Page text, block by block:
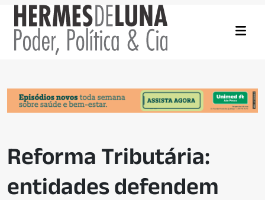
Reforma Tributária:
entidades defendem